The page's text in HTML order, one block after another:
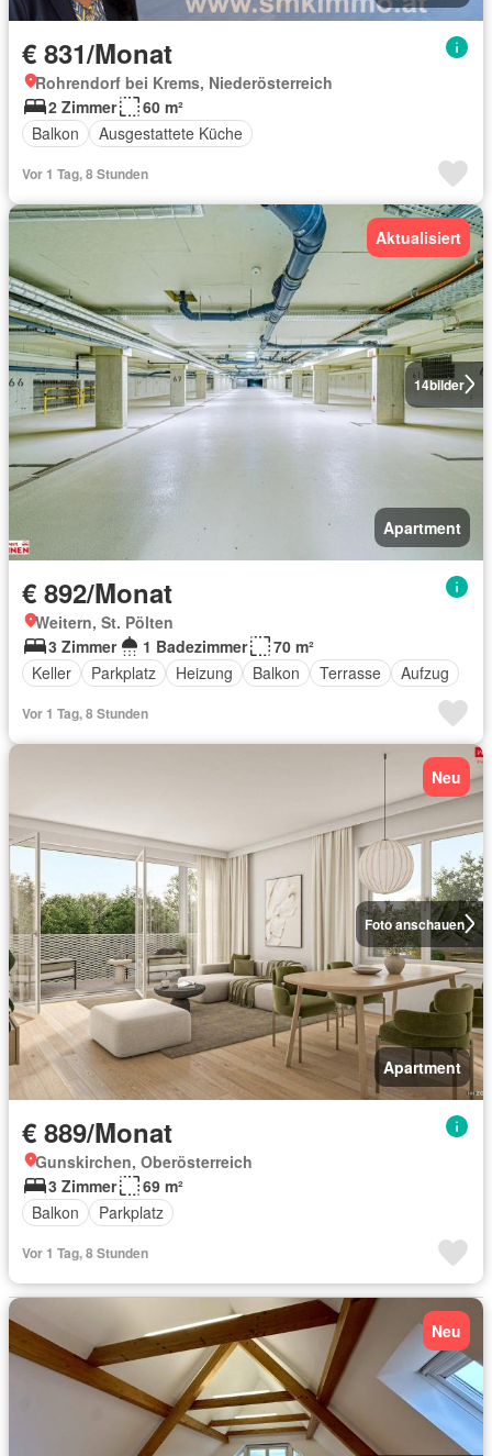
€ 831/Monat
Rohrendorf bei Krems, Niederösterreich
2 Zimmer
60 m²
Balkon
Ausgestattete Küche
Vor 1 Tag, 8 Stunden
14bilder
Aktualisiert
Apartment
€ 892/Monat
Weitern, St. Pölten
3 Zimmer
1 Badezimmer
70 m²
Keller
Parkplatz Heizung Balkon Terrasse Aufzug
Vor 1 Tag, 8 Stunden
Foto anschauen
Neu
Apartment
€ 889/Monat
Gunskirchen, Oberösterreich
3 Zimmer
69 m²
Balkon
Parkplatz
Vor 1 Tag, 8 Stunden
Neu